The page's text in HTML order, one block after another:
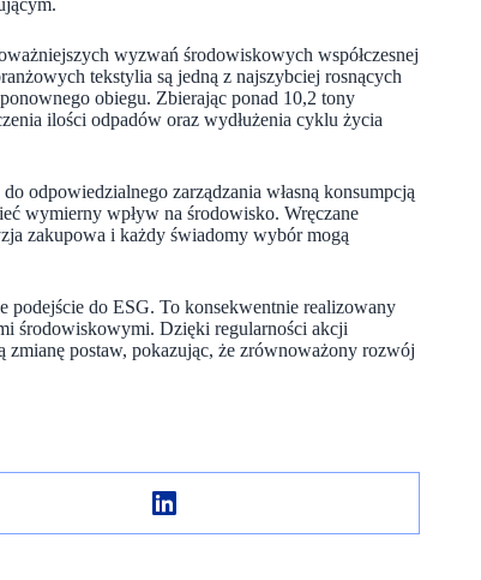
wyzwań środowiskowych współczesnej
tekstylia są jedną z najszybciej rosnących
obiegu. Zbierając ponad 10,2 tony
ilości odpadów oraz wydłużenia cyklu życia
odpowiedzialnego zarządzania własną konsumpcją
wymierny wpływ na środowisko. Wręczane
zakupowa i każdy świadomy wybór mogą
podejście do ESG. To konsekwentnie realizowany
środowiskowymi. Dzięki regularności akcji
zmianę postaw, pokazując, że zrównoważony rozwój